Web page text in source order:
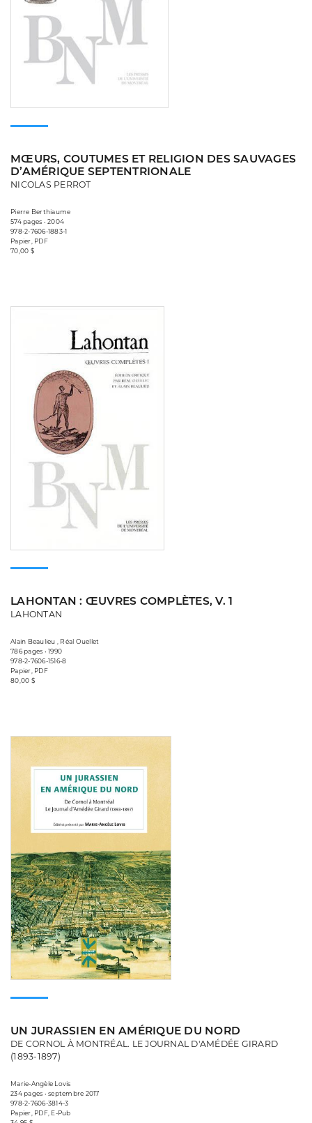
MŒURS, COUTUMES ET RELIGION DES SAUVAGES
D’AMÉRIQUE SEPTENTRIONALE
NICOLAS PERROT
Pierre Berthiaume
574 pages • 2004
978-2-7606-1883-1
Papier, PDF
70,00 $
LAHONTAN : ŒUVRES COMPLÈTES, V. 1
LAHONTAN
Alain Beaulieu , Réal Ouellet
786 pages • 1990
978-2-7606-1516-8
Papier, PDF
80,00 $
UN JURASSIEN EN AMÉRIQUE DU NORD
DE CORNOL À MONTRÉAL. LE JOURNAL D'AMÉDÉE GIRARD
(1893-1897)
Marie-Angèle Lovis
234 pages • septembre 2017
978-2-7606-3814-3
Papier, PDF, E-Pub